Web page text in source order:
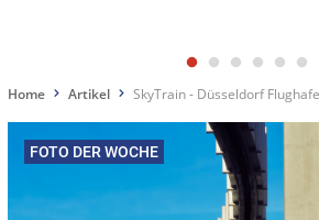
Home Artikel SkyTrain - Düsseldorf
FOTO DER WOCHE